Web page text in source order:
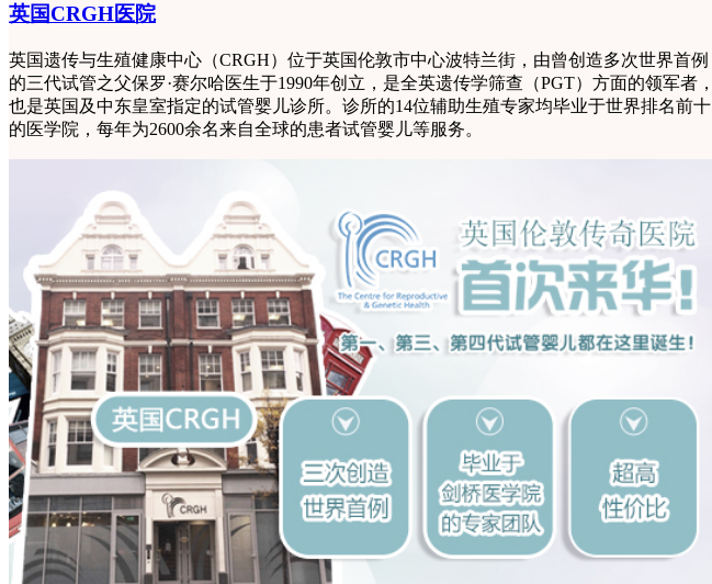
英国CRGH医院
英国遗传与生殖健康中心（CRGH）位于英国伦敦市中心波特兰街，由曾创造多次世界首例
的三代试管之父保罗·赛尔哈医生于1990年创立，是全英遗传学筛查（PGT）方面的领军者，
也是英国及中东皇室指定的试管婴儿诊所。诊所的14位辅助生殖专家均毕业于世界排名前十
的医学院，每年为2600余名来自全球的患者试管婴儿等服务。